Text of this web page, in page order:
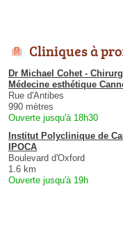
Cliniques à
Dr Michael Cohet -
Médecine esthétique
Rue d'Antibes
990 mètres
Ouverte jusqu'à 18h30
Institut Polyclinique de
IPOCA
Boulevard d'Oxford
1.6 km
Ouverte jusqu'à 19h